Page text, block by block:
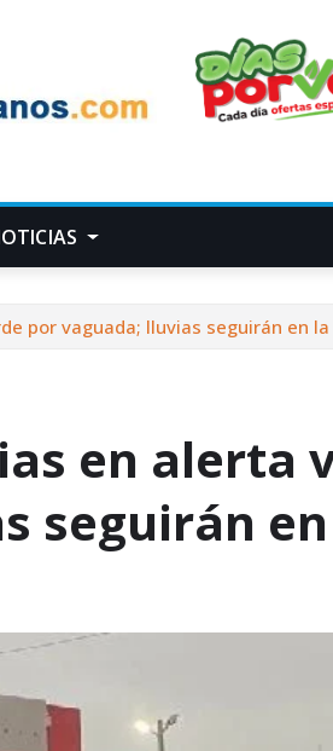
por vaguada; lluvias seguirán en la
en alerta
seguirán